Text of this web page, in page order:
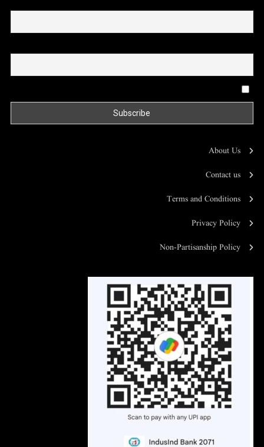
About Us
Contact us
Terms and Conditions
Privacy Policy
Non-Partisanship Policy